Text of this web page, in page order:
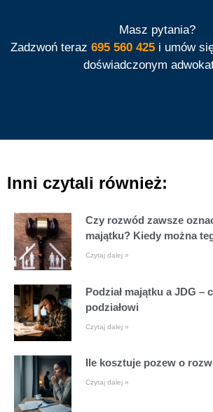
Masz pytania?
Zadzwoń teraz 695 560 425 i umów
doświadczonym
Inni czytali również:
Czy rozwód zawsze
majątku? Kiedy można
Czytaj dalej »
Podział majątku a JDG –
podziałowi
Czytaj dalej »
Ile kosztuje pozew o
Czytaj dalej »